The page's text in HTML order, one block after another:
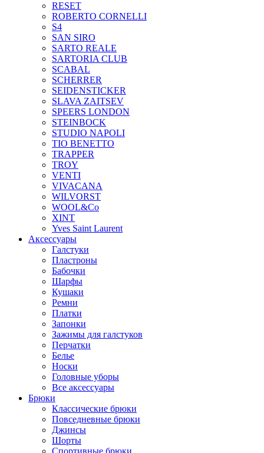
RESET
ROBERTO CORNELLI
S4
SAN SIRO
SARTO REALE
SARTORIA CLUB
SCABAL
SCHERRER
SEIDENSTICKER
SLAVA ZAITSEV
SPEERS LONDON
STEINBOCK
STUDIO NAPOLI
TIO BENETTO
TRAPPER
TROY
VENTI
VIVACANA
WILVORST
WOOL&Co
XINT
Yves Saint Laurent
Аксессуары
Галстуки
Пластроны
Бабочки
Шарфы
Кушаки
Ремни
Платки
Запонки
Зажимы для галстуков
Перчатки
Белье
Носки
Головные уборы
Все аксессуары
Брюки
Классические брюки
Повседневные брюки
Джинсы
Шорты
Спортивные брюки